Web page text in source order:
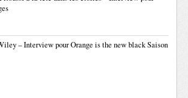
– Interview pour Orange is the new black Saison